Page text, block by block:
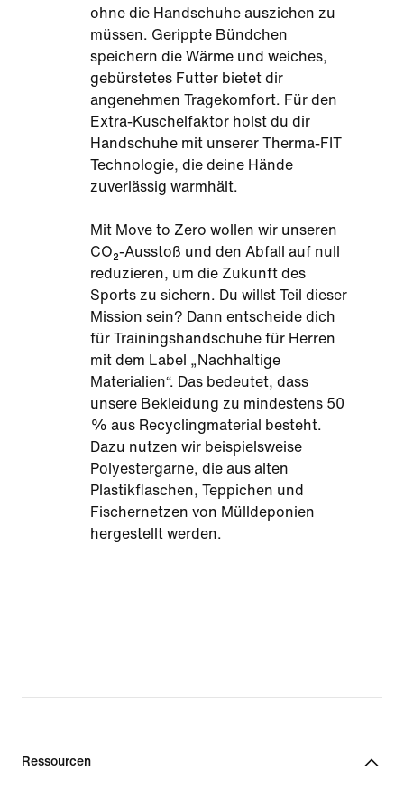
ohne die Handschuhe ausziehen zu
müssen. Gerippte Bündchen
speichern die Wärme und weiches,
gebürstetes Futter bietet dir
angenehmen Tragekomfort. Für den
Extra-Kuschelfaktor holst du dir
Handschuhe mit unserer Therma-FIT
Technologie, die deine Hände
zuverlässig warmhält.
Mit Move to Zero wollen wir unseren
CO₂-Ausstoß und den Abfall auf null
reduzieren, um die Zukunft des
Sports zu sichern. Du willst Teil dieser
Mission sein? Dann entscheide dich
für Trainingshandschuhe für Herren
mit dem Label „Nachhaltige
Materialien“. Das bedeutet, dass
unsere Bekleidung zu mindestens 50
% aus Recyclingmaterial besteht.
Dazu nutzen wir beispielsweise
Polyestergarne, die aus alten
Plastikflaschen, Teppichen und
Fischernetzen von Mülldeponien
hergestellt werden.
Ressourcen